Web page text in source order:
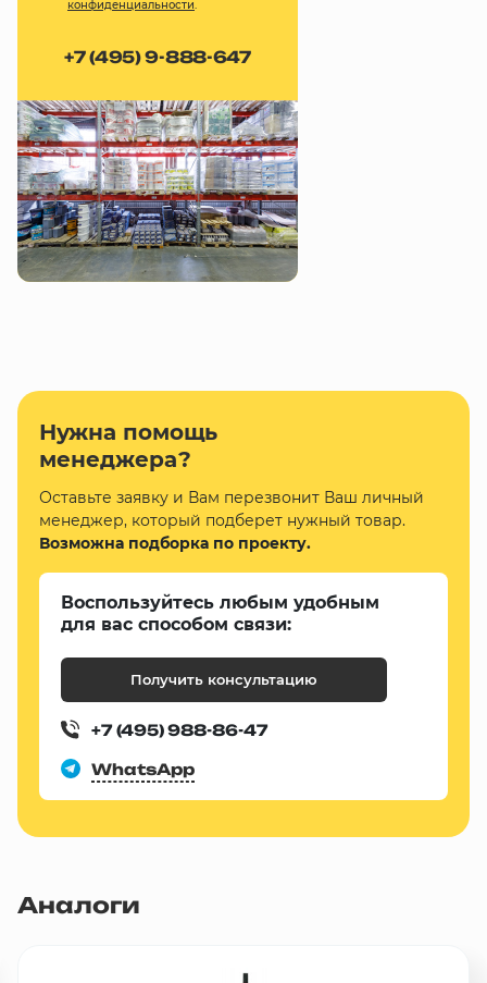
конфиденциальности.
+7 (495) 9-888-647
Нужна помощь
менеджера?
Оставьте заявку и Вам перезвонит Ваш личный
менеджер, который подберет нужный товар.
Возможна подборка по проекту.
Воспользуйтесь любым удобным
для вас способом связи:
Получить консультацию
+7 (495) 988-86-47
WhatsApp
Аналоги